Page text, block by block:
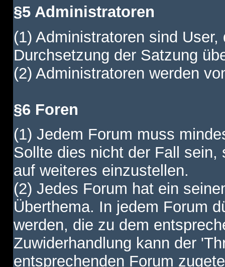
§5 Administratoren
(1) Administratoren sind
Durchsetzung der Satzung
(2) Administratoren werden
§6 Foren
(1) Jedem Forum muss
Sollte dies nicht der Fall
auf weiteres einzustellen.
(2) Jedes Forum hat ein
Überthema. In jedem Forum
werden, die zu dem
Zuwiderhandlung kann der
entsprechenden Forum